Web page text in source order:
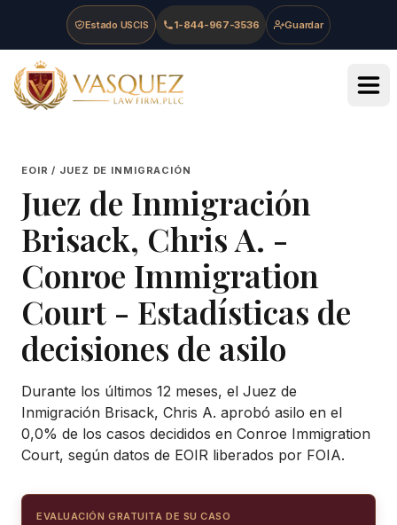
Skip to main content
Skip to navigation
Skip to footer
Estado USCIS 1-844-967-3536 Guardar
Vasquez Law Firm - Home
EOIR / JUEZ DE INMIGRACIÓN
Juez de Inmigración
Brisack, Chris A. -
Conroe Immigration
Court - Estadísticas de
decisiones de asilo
Durante los últimos 12 meses, el Juez de
Inmigración Brisack, Chris A. aprobó asilo en el
0,0% de los casos decididos en Conroe Immigration
Court, según datos de EOIR liberados por FOIA.
EVALUACIÓN GRATUITA DE SU CASO